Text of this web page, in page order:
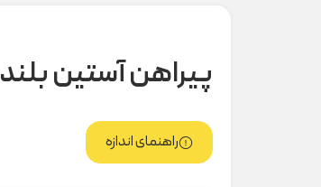
پیراهن آستین بلند H&M کد t000153
راهنمای اندازه